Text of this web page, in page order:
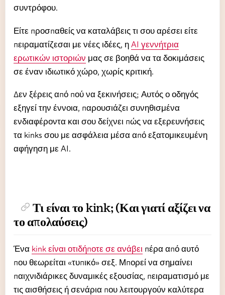
συντρόφου.
Είτε προσπαθείς να καταλάβεις τι σου αρέσει είτε
πειραματίζεσαι με νέες ιδέες, η AI γεννήτρια
ερωτικών ιστοριών μας σε βοηθά να τα δοκιμάσεις
σε έναν ιδιωτικό χώρο, χωρίς κριτική.
Δεν ξέρεις από πού να ξεκινήσεις; Αυτός ο οδηγός
εξηγεί την έννοια, παρουσιάζει συνηθισμένα
ενδιαφέροντα και σου δείχνει πώς να εξερευνήσεις
τα kinks σου με ασφάλεια μέσα από εξατομικευμένη
αφήγηση με AI.
Τι είναι το kink; (Και γιατί αξίζει να
το απολαύσεις)
Ένα kink είναι οτιδήποτε σε ανάβει πέρα από αυτό
που θεωρείται «τυπικό» σεξ. Μπορεί να σημαίνει
παιχνιδιάρικες δυναμικές εξουσίας, πειραματισμό με
τις αισθήσεις ή σενάρια που λειτουργούν καλύτερα